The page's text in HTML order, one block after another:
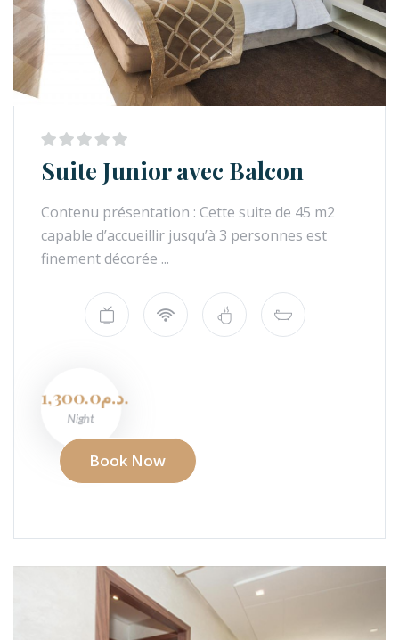
Suite Junior avec Balcon
Contenu présentation : Cette suite de 45 m2
capable d’accueillir jusqu’à 3 personnes est
finement décorée ...
1,300.0د.م.
Night
Book Now